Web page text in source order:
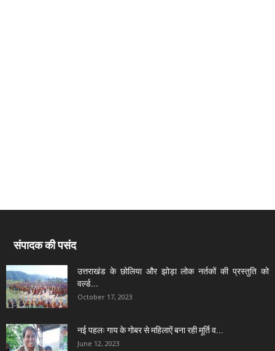
संपादक की पसंद
उत्तराखंड के छोलिया और झोड़ा लोक नर्तकों की प्रस्तुति को
वर्ल्ड...
October 17, 2023
नई पहलः गाय के गोबर से महिलाऐं बना रही मूर्ति व...
June 12, 2023